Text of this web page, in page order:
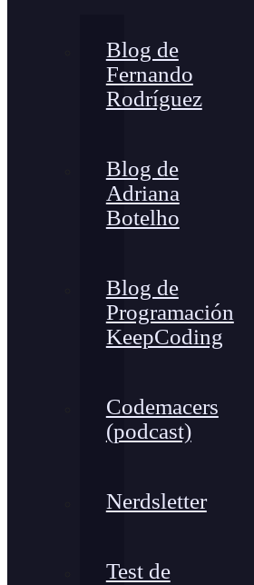
Blog de
Fernando
Rodríguez
Blog de
Adriana
Botelho
Blog de
Programación
KeepCoding
Codemacers
(podcast)
Nerdsletter
Test de